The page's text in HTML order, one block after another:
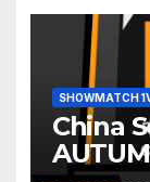
SHOWMATCH
China